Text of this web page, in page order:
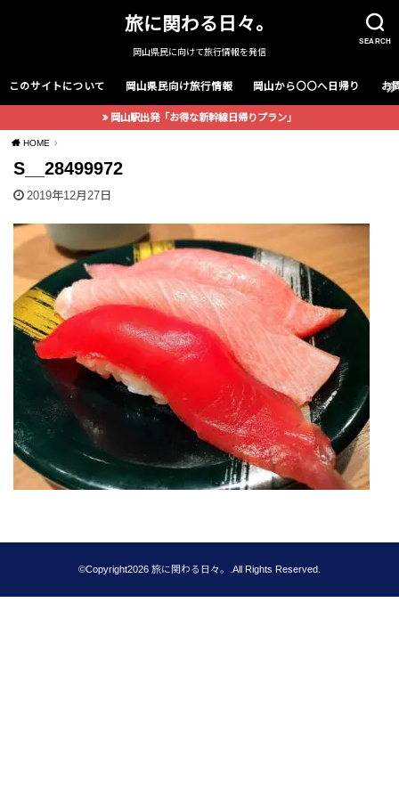
SEARCH
旅に関わる日々。
岡山県民に向けて旅行情報を発信
このサイトについて 岡山県民向け旅行情報 岡山から〇〇へ日帰り お
岡山駅出発「お得な新幹線日帰りプラン」
HOME
S__28499972
2019年12月27日
©Copyright2026 旅に関わる日々。 .All Rights Reserved.